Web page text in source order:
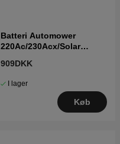
Batteri Automower
220Ac/230Acx/Solar
909DKK
I lager
Køb